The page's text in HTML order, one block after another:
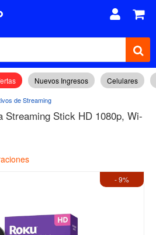
Nuevos Ingresos Celulares
de Streaming
Streaming Stick HD 1080p, Wi-
- 9%